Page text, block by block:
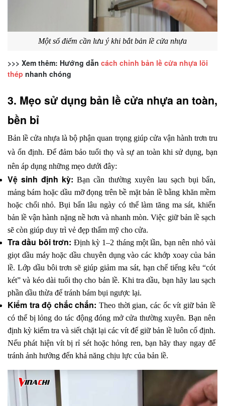
Một số điểm cần lưu ý khi bắt bản lề cửa nhựa
>>> Xem thêm: Hướng dẫn cách chỉnh bản lề cửa nhựa lõi
thép nhanh chóng
3. Mẹo sử dụng bản lề cửa nhựa an toàn,
bền bỉ
Bản lề cửa nhựa là bộ phận quan trọng giúp cửa vận hành trơn tru
và ổn định. Để đảm bảo tuổi thọ và sự an toàn khi sử dụng, bạn
nên áp dụng những mẹo dưới đây:
Vệ sinh định kỳ: Bạn cần thường xuyên lau sạch bụi bẩn,
mảng bám hoặc dầu mỡ đọng trên bề mặt bản lề bằng khăn mềm
hoặc chổi nhỏ. Bụi bẩn lâu ngày có thể làm tăng ma sát, khiến
bản lề vận hành nặng nề hơn và nhanh mòn. Việc giữ bản lề sạch
sẽ còn giúp duy trì vẻ đẹp thẩm mỹ cho cửa.
Tra dầu bôi trơn: Định kỳ 1–2 tháng một lần, bạn nên nhỏ vài
giọt dầu máy hoặc dầu chuyên dụng vào các khớp xoay của bản
lề. Lớp dầu bôi trơn sẽ giúp giảm ma sát, hạn chế tiếng kêu “cót
két” và kéo dài tuổi thọ cho bản lề. Khi tra dầu, bạn hãy lau sạch
phần dầu thừa để tránh bám bụi ngược lại.
Kiểm tra độ chắc chắn: Theo thời gian, các ốc vít giữ bản lề
có thể bị lỏng do tác động đóng mở cửa thường xuyên. Bạn nên
định kỳ kiểm tra và siết chặt lại các vít để giữ bản lề luôn cố định.
Nếu phát hiện vít bị rỉ sét hoặc hỏng ren, bạn hãy thay ngay để
tránh ảnh hưởng đến khả năng chịu lực của bản lề.